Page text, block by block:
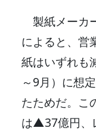
製紙メーカ
によると、営
紙はいずれも
～9月）に想
たためだ。こ
は▲37億円、